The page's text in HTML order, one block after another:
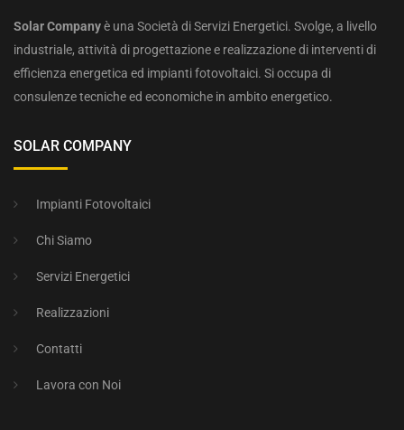
Solar Companyè una Società di Servizi Energetici. Svolge, a livello
industriale, attività di progettazione e realizzazione di interventi di
efficienza energetica ed impianti fotovoltaici. Si occupa di
consulenze tecniche ed economiche in ambito energetico.
SOLAR COMPANY
Impianti Fotovoltaici
Chi Siamo
Servizi Energetici
Realizzazioni
Contatti
Lavora con Noi